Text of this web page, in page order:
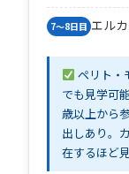
7〜8日目 エル
ペリト・
でも見学可
歳以上から
出しあり。
在するほど